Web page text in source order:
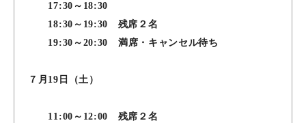
17:30～18:30
18:30～19:30 残席２名
19:30～20:30 満席・キャンセル待ち
７月19日（土）
11:00～12:00 残席２名